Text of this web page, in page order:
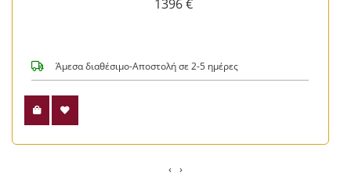
1396 €
Άμεσα διαθέσιμο-Αποστολή σε 2-5 ημέρες
‹ ›